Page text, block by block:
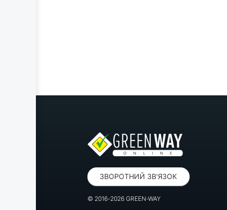
ЗВОРОТНИЙ ЗВ'ЯЗОК
© 2016-2026 GREEN-WAY